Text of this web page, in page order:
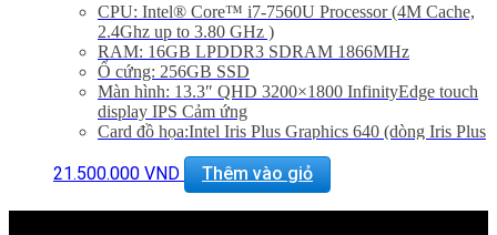
CPU: Intel® Core™ i7-7560U Processor (4M Cache,
2.4Ghz up to 3.80 GHz )
RAM: 16GB LPDDR3 SDRAM 1866MHz
Ổ cứng: 256GB SSD
Màn hình: 13.3″ QHD 3200×1800 InfinityEdge touch
display IPS Cảm ứng
Card đồ họa:Intel Iris Plus Graphics 640 (dòng Iris Plus
Cổng kết nối: Killer 1535 802.11ac 2×2 WiFi and
Bluetooth 4.1,backlist keyboard, Camera, Bluetooth
4.1, USB 3.0,Thunderbolt 3
21.500.000 VND Thêm vào giỏ